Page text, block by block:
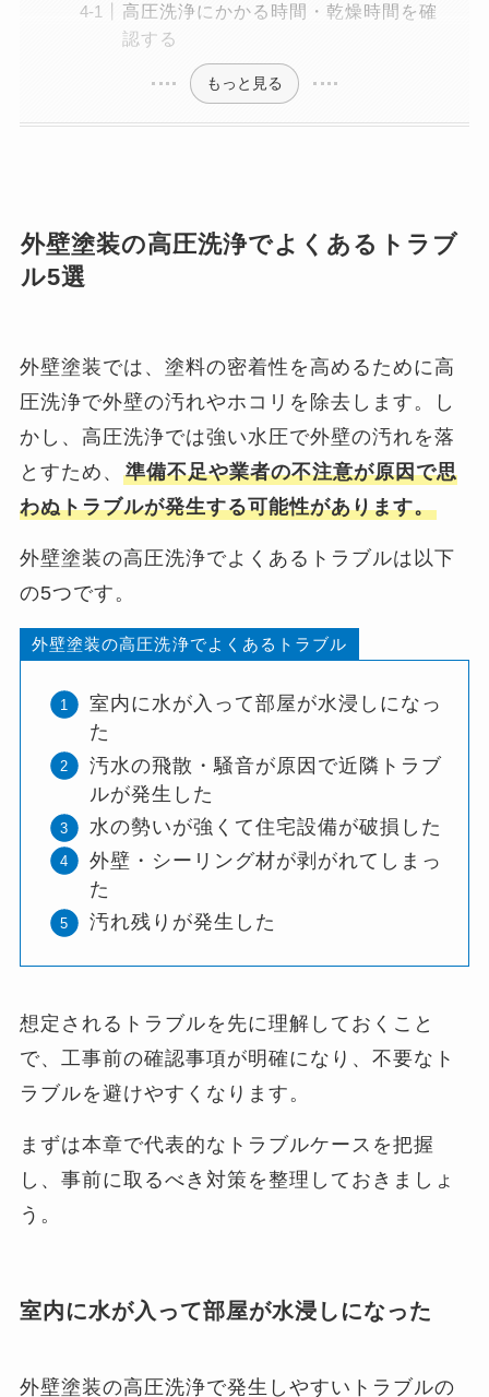
高圧洗浄にかかる時間・乾燥時間を確
認する
もっと見る
外壁塗装の高圧洗浄でよくあるトラブ
ル5選
外壁塗装では、塗料の密着性を高めるために高
圧洗浄で外壁の汚れやホコリを除去します。し
かし、高圧洗浄では強い水圧で外壁の汚れを落
とすため、準備不足や業者の不注意が原因で思
わぬトラブルが発生する可能性があります。
外壁塗装の高圧洗浄でよくあるトラブルは以下
の5つです。
外壁塗装の高圧洗浄でよくあるトラブル
室内に水が入って部屋が水浸しになっ
た
汚水の飛散・騒音が原因で近隣トラブ
ルが発生した
水の勢いが強くて住宅設備が破損した
外壁・シーリング材が剥がれてしまっ
た
汚れ残りが発生した
想定されるトラブルを先に理解しておくこと
で、工事前の確認事項が明確になり、不要なト
ラブルを避けやすくなります。
まずは本章で代表的なトラブルケースを把握
し、事前に取るべき対策を整理しておきましょ
う。
室内に水が入って部屋が水浸しになった
外壁塗装の高圧洗浄で発生しやすいトラブルの